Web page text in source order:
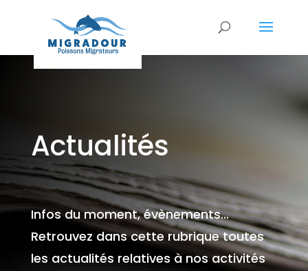
Actualités
Infos du moment, évènements…
Retrouvez dans cette rubrique toutes
les actualités relatives à nos activités